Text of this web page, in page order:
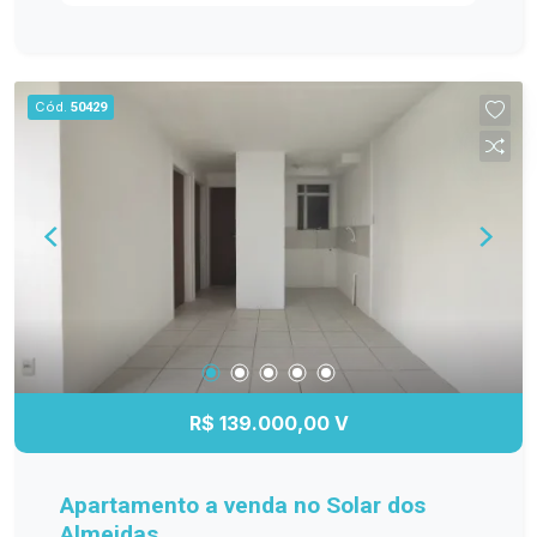
dormitório principal, proporcionando mais
organização e elegância. O banheiro possui box
de vidro, e o quarto principal conta com ar-
condicionado, garantindo maior conforto em
perfeita para reunir a família e os amigos, além
vidro, agregando ainda mais conforto e
valorização ao imóvel. Se você procura um
apartamento moderno, bem equipado e pronto
para receber sua família, esta é a oportunidade
ideal! Entre em contato e agende sua visita!
Cód. 50429
R$ 139.000,00 V
Apartamento a venda no Solar dos